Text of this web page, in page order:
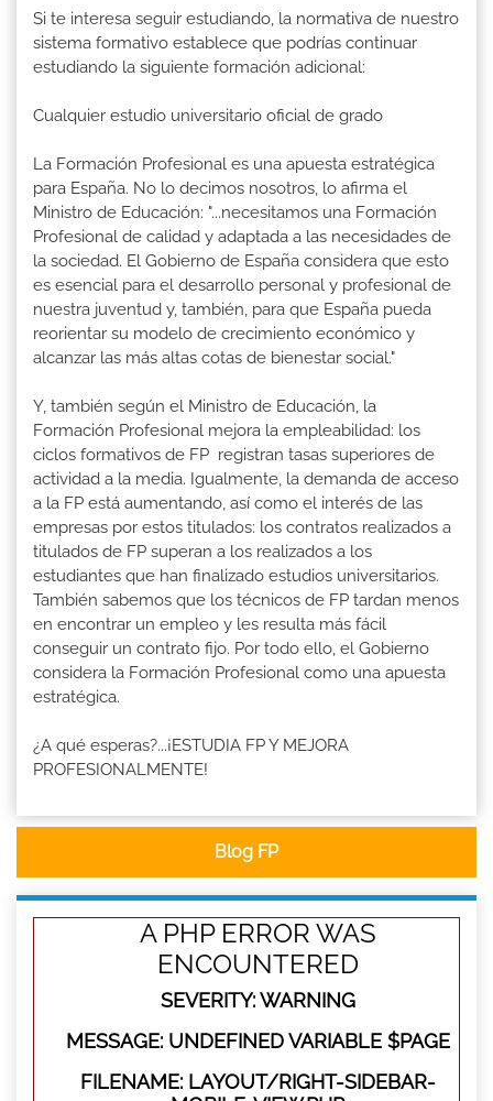
Si te interesa seguir estudiando, la normativa de nuestro
sistema formativo establece que podrías continuar
estudiando la siguiente formación adicional:
Cualquier estudio universitario oficial de grado
La Formación Profesional es una apuesta estratégica
para España. No lo decimos nosotros, lo afirma el
Ministro de Educación: "...necesitamos una Formación
Profesional de calidad y adaptada a las necesidades de
la sociedad. El Gobierno de España considera que esto
es esencial para el desarrollo personal y profesional de
nuestra juventud y, también, para que España pueda
reorientar su modelo de crecimiento económico y
alcanzar las más altas cotas de bienestar social."
Y, también según el Ministro de Educación, la
Formación Profesional mejora la empleabilidad: los
ciclos formativos de FP registran tasas superiores de
actividad a la media. Igualmente, la demanda de acceso
a la FP está aumentando, así como el interés de las
empresas por estos titulados: los contratos realizados a
titulados de FP superan a los realizados a los
estudiantes que han finalizado estudios universitarios.
También sabemos que los técnicos de FP tardan menos
en encontrar un empleo y les resulta más fácil
conseguir un contrato fijo. Por todo ello, el Gobierno
considera la Formación Profesional como una apuesta
estratégica.
¿A qué esperas?...¡ESTUDIA FP Y MEJORA
PROFESIONALMENTE!
Blog FP
A PHP ERROR WAS
ENCOUNTERED
SEVERITY: WARNING
MESSAGE: UNDEFINED VARIABLE $PAGE
FILENAME: LAYOUT/RIGHT-SIDEBAR-